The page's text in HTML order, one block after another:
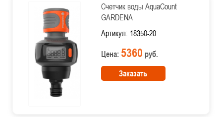
Счетчик воды AquaCount
GARDENA
Артикул: 18350-20
Цена: 5360 руб.
Заказать